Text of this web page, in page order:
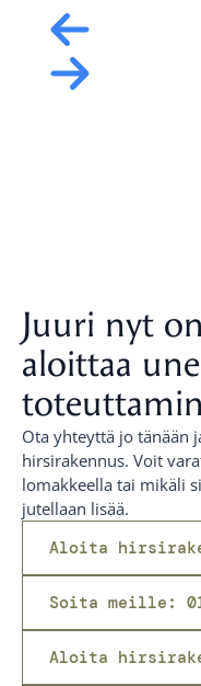
Juuri nyt
aloittaa
Ota yhteyttä jo tänään
hirsirakennus. Voit
lomakkeella tai mikäli
jutellaan lisää.
Aloita
Soita meille:
Aloita